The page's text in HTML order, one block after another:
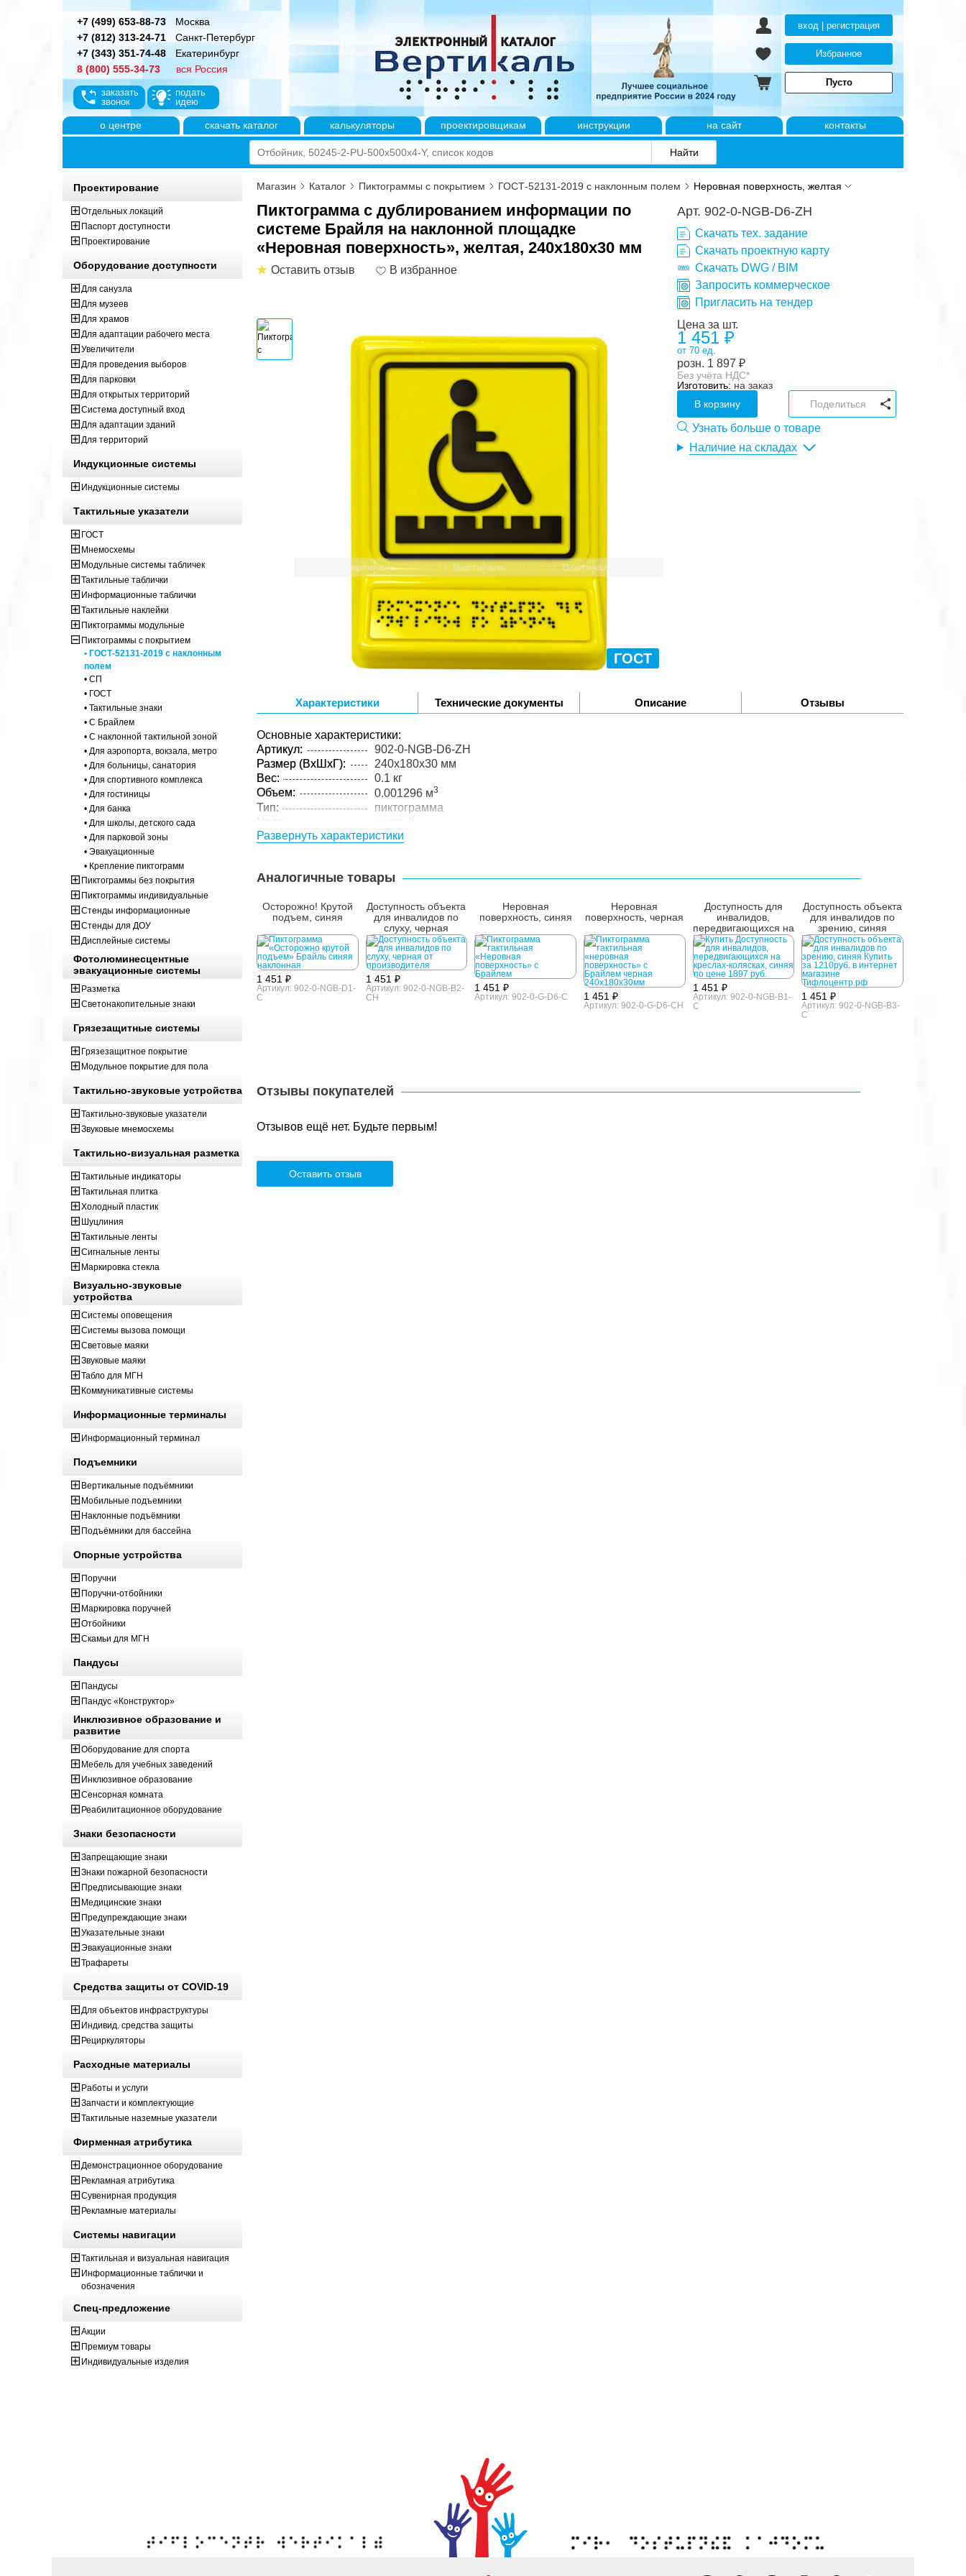
+7 (499) 653-88-73
Москва
+7 (812) 313-24-71
Санкт-Петербург
+7 (343) 351-74-48
Екатеринбург
8 (800) 555-34-73
вся Россия
заказать
звонок
подать
идею
вход | регистрация
Избранное
Пусто
о центре скачать каталог калькуляторы проектировщикам инструкции на сайт контакты
Магазин Каталог Пиктограммы с покрытием ГОСТ-52131-2019 с наклонным полем Неровная поверхность, желтая
Пиктограмма с дублированием информации по
системе Брайля на наклонной площадке
«Неровная поверхность», желтая, 240x180x30 мм
Оставить отзыв
Арт. 902-0-NGB-D6-ZH
Скачать тех. задание
Скачать проектную карту
Скачать DWG / BIM
Запросить коммерческое
Пригласить на тендер
ГОСТ
Цена за шт.
1 451 ₽
от 70 ед.
розн. 1 897 ₽
Без учёта НДС*
Изготовить: на заказ
В корзину
Поделиться
Узнать больше о товаре
Наличие на складах
Характеристики Технические документы Описание Отзывы
Основные характеристики:
Артикул:
902-0-NGB-D6-ZH
Размер (ВxШxГ):
240x180x30 мм
Вес:
0.1 кг
Объем:
0.001296 м3
Тип:
пиктограмма
Цвет:
желтый
Параметры упакованного товара:
Вес:
0.15 кг
упаковке:
1 шт.
Развернуть характеристики
Аналогичные товары
Осторожно! Крутой
подъем, синяя
1 451 ₽
Артикул: 902-0-NGB-D1-
C
Доступность объекта
для инвалидов по
слуху, черная
1 451 ₽
Артикул: 902-0-NGB-B2-
CH
Неровная
поверхность, синяя
1 451 ₽
Артикул: 902-0-G-D6-C
Неровная
поверхность, черная
1 451 ₽
Артикул: 902-0-G-D6-CH
Доступность для
инвалидов,
передвигающихся на
креслах-колясках,
синяя
1 451 ₽
Артикул: 902-0-NGB-B1-
C
Доступность объекта
для инвалидов по
зрению, синяя
1 451 ₽
Артикул: 902-0-NGB-B3-
C
Отзывы покупателей
Отзывов ещё нет. Будьте первым!
Оставить отзыв
Проектирование
Отдельных локаций
Паспорт доступности
Проектирование
Оборудование доступности
Для санузла
Для музеев
Для храмов
Для адаптации рабочего места
Увеличители
Для проведения выборов
Для парковки
Для открытых территорий
Система доступный вход
Для адаптации зданий
Для территорий
Индукционные системы
Индукционные системы
Тактильные указатели
ГОСТ
Мнемосхемы
Модульные системы табличек
Тактильные таблички
Информационные таблички
Тактильные наклейки
Пиктограммы модульные
Пиктограммы с покрытием
• ГОСТ-52131-2019 с наклонным
полем
• СП
• ГОСТ
• Тактильные знаки
• С Брайлем
• С наклонной тактильной зоной
• Для аэропорта, вокзала, метро
• Для больницы, санатория
• Для спортивного комплекса
• Для гостиницы
• Для банка
• Для школы, детского сада
• Для парковой зоны
• Эвакуационные
• Крепление пиктограмм
Пиктограммы без покрытия
Пиктограммы индивидуальные
Стенды информационные
Стенды для ДОУ
Дисплейные системы
Фотолюминесцентные
эвакуационные системы
Разметка
Светонакопительные знаки
Грязезащитные системы
Грязезащитное покрытие
Модульное покрытие для пола
Тактильно-звуковые устройства
Тактильно-звуковые указатели
Звуковые мнемосхемы
Тактильно-визуальная разметка
Тактильные индикаторы
Тактильная плитка
Холодный пластик
Шуцлиния
Тактильные ленты
Сигнальные ленты
Маркировка стекла
Визуально-звуковые
устройства
Системы оповещения
Системы вызова помощи
Световые маяки
Звуковые маяки
Табло для МГН
Коммуникативные системы
Информационные терминалы
Информационный терминал
Подъемники
Вертикальные подъёмники
Мобильные подъемники
Наклонные подъёмники
Подъёмники для бассейна
Опорные устройства
Поручни
Поручни-отбойники
Маркировка поручней
Отбойники
Скамьи для МГН
Пандусы
Пандусы
Пандус «Конструктор»
Инклюзивное образование и
развитие
Оборудование для спорта
Мебель для учебных заведений
Инклюзивное образование
Сенсорная комната
Реабилитационное оборудование
Знаки безопасности
Запрещающие знаки
Знаки пожарной безопасности
Предписывающие знаки
Медицинские знаки
Предупреждающие знаки
Указательные знаки
Эвакуационные знаки
Трафареты
Средства защиты от COVID-19
Для объектов инфраструктуры
Индивид. средства защиты
Рециркуляторы
Расходные материалы
Работы и услуги
Запчасти и комплектующие
Тактильные наземные указатели
Фирменная атрибутика
Демонстрационное оборудование
Рекламная атрибутика
Сувенирная продукция
Рекламные материалы
Системы навигации
Тактильная и визуальная навигация
Информационные таблички и
обозначения
Спец-предложение
Акции
Премиум товары
Индивидуальные изделия